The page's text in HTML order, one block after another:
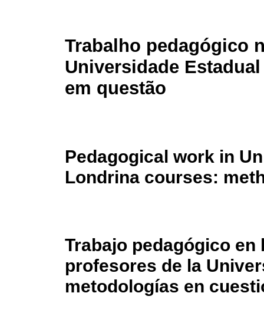
Trabalho pedagógico
Universidade
em questão
Pedagogical work in
Londrina courses:
Trabajo pedagógico
profesores de la
metodologías en